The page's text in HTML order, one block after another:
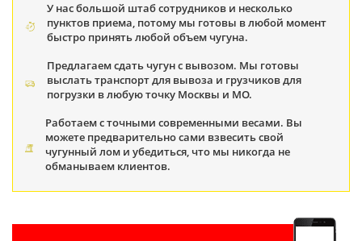
У нас большой штаб сотрудников и несколько
пунктов приема, потому мы готовы в любой момент
быстро принять любой объем чугуна.
Предлагаем сдать чугун с вывозом. Мы готовы
выслать транспорт для вывоза и грузчиков для
погрузки в любую точку Москвы и МО.
Работаем с точными современными весами. Вы
можете предварительно сами взвесить свой
чугунный лом и убедиться, что мы никогда не
обманываем клиентов.